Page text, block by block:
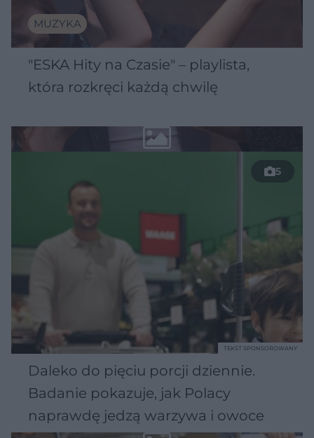
MUZYKA
"ESKA Hity na Czasie" – playlista,
która rozkręci każdą chwilę
5
Daleko do pięciu porcji dziennie.
Badanie pokazuje, jak Polacy
naprawdę jedzą warzywa i owoce
TEKST SPONSOROWANY